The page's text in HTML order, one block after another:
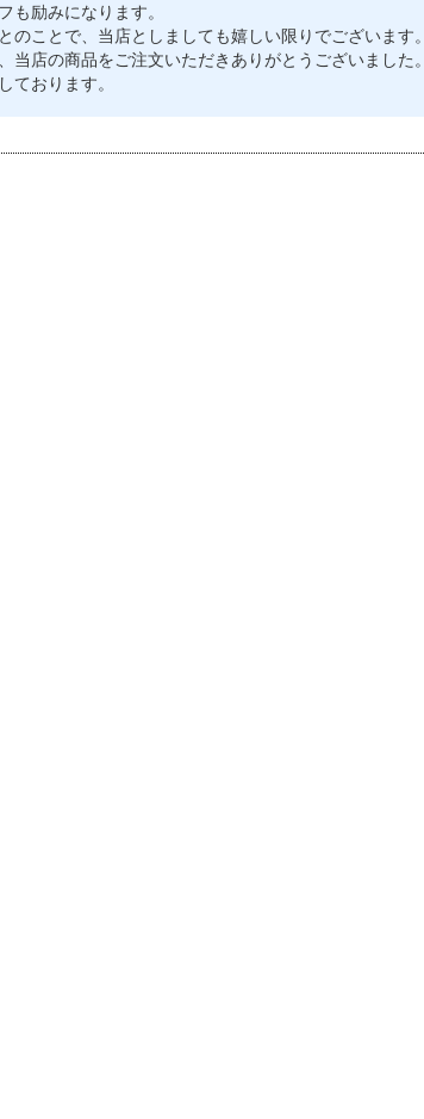
も励みになります。
のことで、当店としましても嬉しい限りでございます。
当店の商品をご注文いただきありがとうございました。
ております。